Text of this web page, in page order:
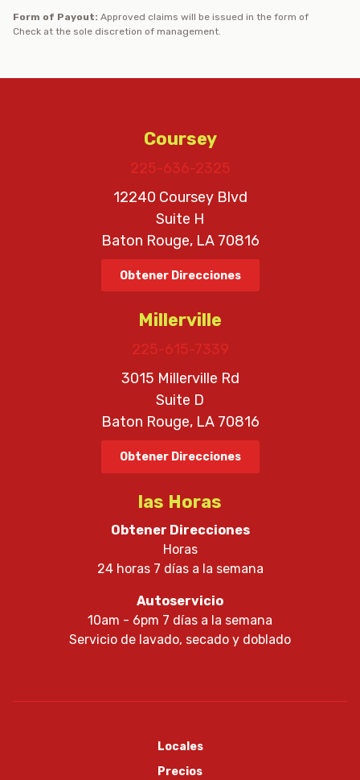
Form of Payout: Approved claims will be issued in the form of
Check at the sole discretion of management.
Coursey
225-636-2325
12240 Coursey Blvd
Suite H
Baton Rouge, LA 70816
Obtener Direcciones
Millerville
225-615-7339
3015 Millerville Rd
Suite D
Baton Rouge, LA 70816
Obtener Direcciones
las Horas
Obtener Direcciones
Horas
24 horas 7 días a la semana
Autoservicio
10am - 6pm 7 días a la semana
Servicio de lavado, secado y doblado
Locales
Precios